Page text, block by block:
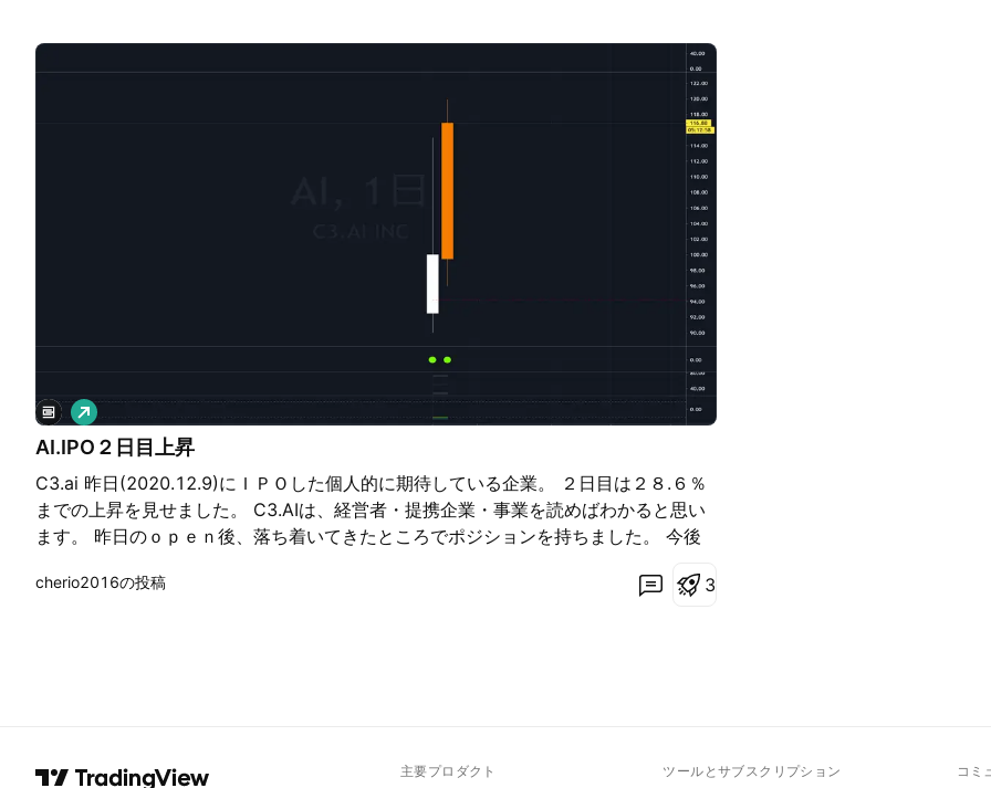
AI.IPO２日目上昇
C3.ai 昨日(2020.12.9)にＩＰＯした個人的に期待している企業。 ２日目は２８.６％
までの上昇を見せました。 C3.AIは、経営者・提携企業・事業を読めばわかると思い
ます。 昨日のｏｐｅｎ後、落ち着いてきたところでポジションを持ちました。 今後
ロ
ン
グ
cherio2016の投稿 3
主要プロダクト ツールとサブスクリプション コミ